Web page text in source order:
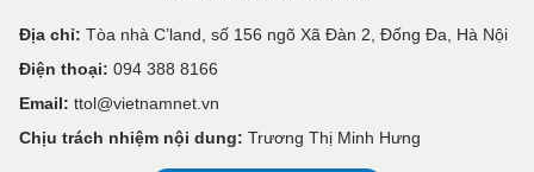
Địa chỉ: Tòa nhà C’land, số 156 ngõ Xã Đàn 2, Đống Đa, Hà Nội
Điện thoại: 094 388 8166
Email: ttol@vietnamnet.vn
Chịu trách nhiệm nội dung: Trương Thị Minh Hưng